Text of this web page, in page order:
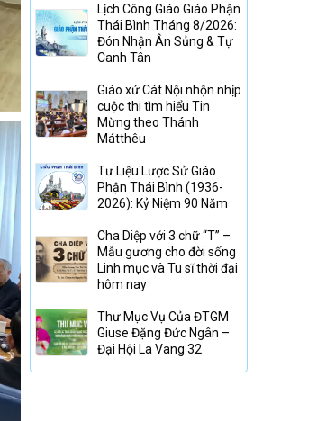
Lịch Công Giáo Giáo Phận
Thái Bình Tháng 8/2026:
Đón Nhận Ân Sủng & Tự
Canh Tân
Giáo xứ Cát Nội nhộn nhịp
cuộc thi tìm hiểu Tin
Mừng theo Thánh
Mátthêu
Tư Liệu Lược Sử Giáo
Phận Thái Bình (1936-
2026): Kỷ Niệm 90 Năm
Cha Diệp với 3 chữ “T” –
Mẫu gương cho đời sống
Linh mục và Tu sĩ thời đại
hôm nay
Thư Mục Vụ Của ĐTGM
Giuse Đặng Đức Ngân –
Đại Hội La Vang 32